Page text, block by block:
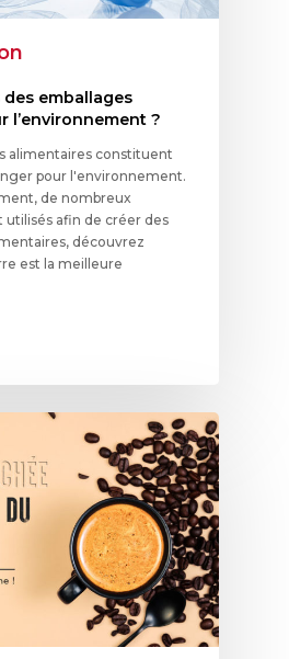
emballages
l’environnement ?
alimentaires constituent
pour l'environnement.
de nombreux
utilisés afin de créer des
découvrez
est la meilleure